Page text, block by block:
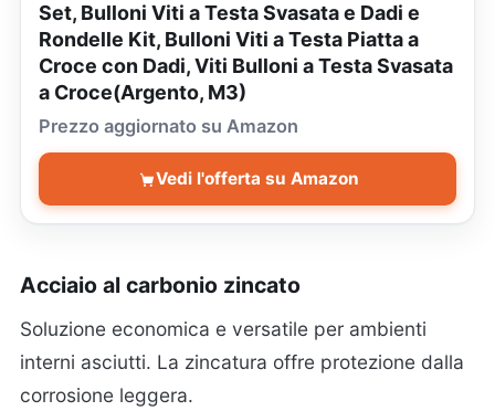
Set, Bulloni Viti a Testa Svasata e Dadi e
Rondelle Kit, Bulloni Viti a Testa Piatta a
Croce con Dadi, Viti Bulloni a Testa Svasata
a Croce(Argento, M3)
Prezzo aggiornato su Amazon
Vedi l'offerta su Amazon
Acciaio al carbonio zincato
Soluzione economica e versatile per ambienti
interni asciutti. La zincatura offre protezione dalla
corrosione leggera.